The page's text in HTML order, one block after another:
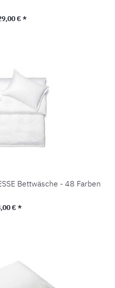
Preis:
€ *
Bettwäsche - 48 Farben
Preis:
€ *